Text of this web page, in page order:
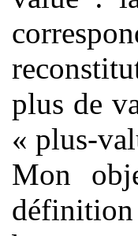
plus de
« plus-
Mon